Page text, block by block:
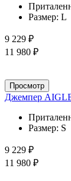
Размер: L
9 229 ₽
11 980 ₽
Просмотр
Джемпер
Размер: S
9 229 ₽
11 980 ₽